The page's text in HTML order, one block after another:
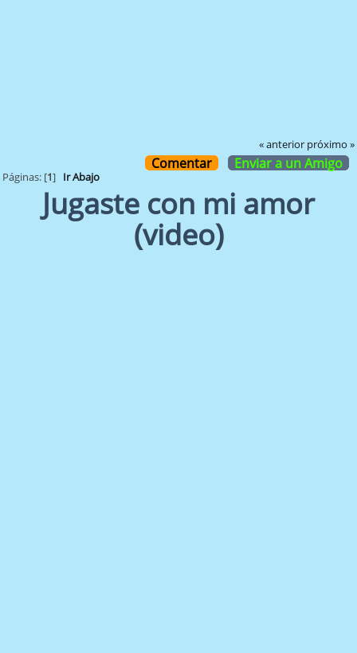
« anterior próximo »
Comentar Enviar a un Amigo
Páginas: [1] Ir Abajo
Jugaste con mi amor
(video)